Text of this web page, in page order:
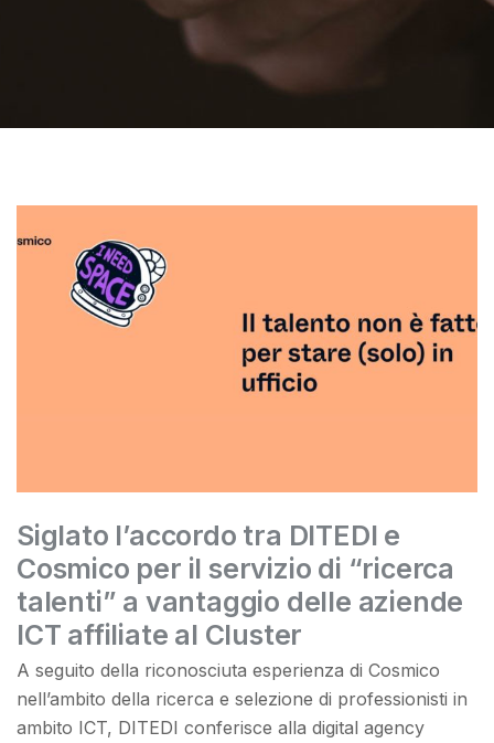
Siglato l’accordo tra DITEDI e
Cosmico per il servizio di “ricerca
talenti” a vantaggio delle aziende
ICT affiliate al Cluster
A seguito della riconosciuta esperienza di Cosmico
nell’ambito della ricerca e selezione di professionisti in
ambito ICT, DITEDI conferisce alla digital agency